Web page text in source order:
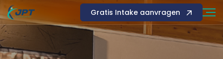
Gratis Intake aanvragen